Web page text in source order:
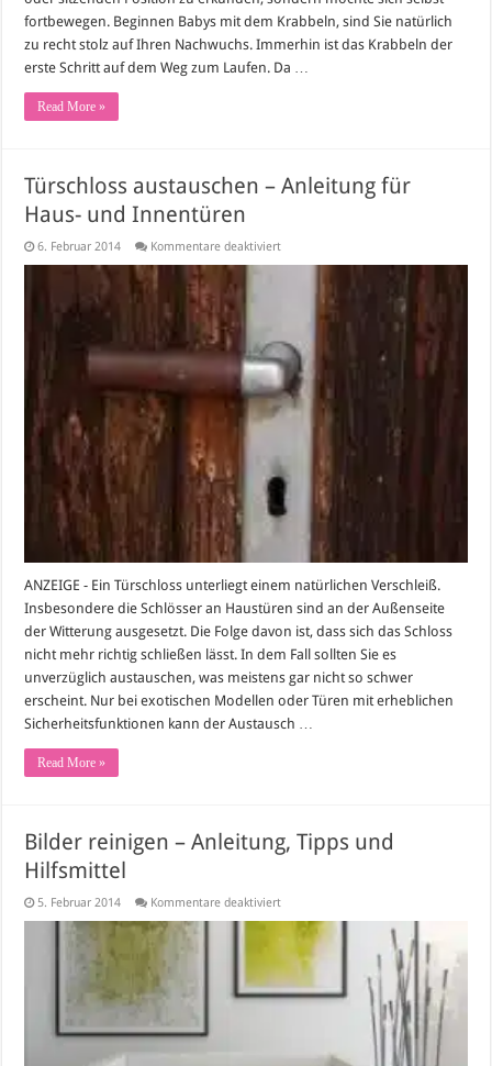
fortbewegen. Beginnen Babys mit dem Krabbeln, sind Sie natürlich
zu recht stolz auf Ihren Nachwuchs. Immerhin ist das Krabbeln der
erste Schritt auf dem Weg zum Laufen. Da …
Read More »
Türschloss austauschen – Anleitung für
Haus- und Innentüren
6. Februar 2014 Kommentare deaktiviertfür
Anleitung
und
Innentüren
ANZEIGE - Ein Türschloss unterliegt einem natürlichen Verschleiß.
Insbesondere die Schlösser an Haustüren sind an der Außenseite
der Witterung ausgesetzt. Die Folge davon ist, dass sich das Schloss
nicht mehr richtig schließen lässt. In dem Fall sollten Sie es
unverzüglich austauschen, was meistens gar nicht so schwer
erscheint. Nur bei exotischen Modellen oder Türen mit erheblichen
Sicherheitsfunktionen kann der Austausch …
Read More »
Bilder reinigen – Anleitung, Tipps und
Hilfsmittel
5. Februar 2014 Kommentare deaktiviertfür
reinigen
Anleitung,
Tipps
und
Hilfsmittel